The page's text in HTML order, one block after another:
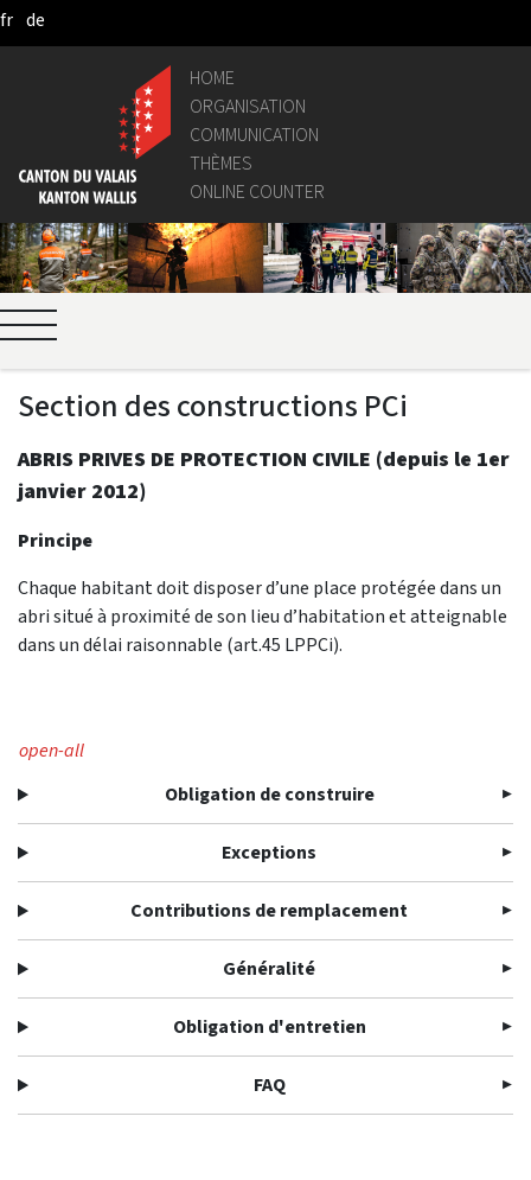
Skip to Main Content
fr de
HOME
ORGANISATION
COMMUNICATION
THÈMES
ONLINE COUNTER
Section des constructions PCi
ABRIS PRIVES DE PROTECTION CIVILE (depuis le 1er
janvier 2012)
Principe
Chaque habitant doit disposer d’une place protégée dans un
abri situé à proximité de son lieu d’habitation et atteignable
dans un délai raisonnable (art.45 LPPCi).
open-all
Obligation de construire
Exceptions
Contributions de remplacement
Généralité
Obligation d'entretien
FAQ